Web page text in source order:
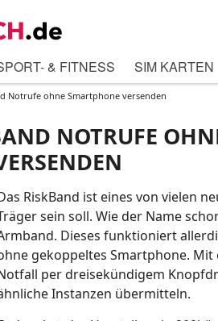
& FITNESS SIM KARTEN
Notrufe ohne Smartphone versenden
NOTRUFE
RiskBand ist eines von vielen
sein soll. Wie der Name
Dieses funktioniert
gekoppeltes Smartphone. Mit
per dreisekündigem
Instanzen übermitteln.